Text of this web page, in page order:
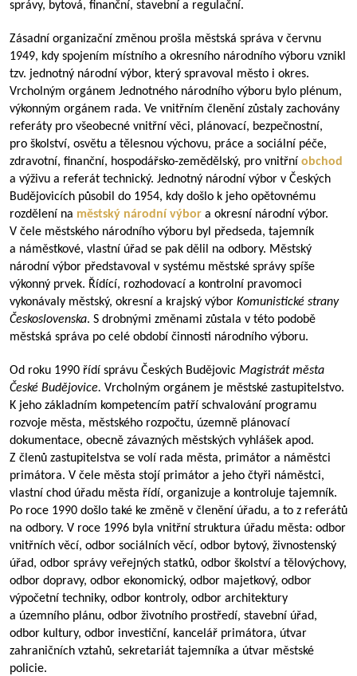
správy, bytová, finanční, stavební a regulační.
Zásadní organizační změnou prošla městská správa v červnu
1949, kdy spojením místního a okresního národního výboru vznikl
tzv. jednotný národní výbor, který spravoval město i okres.
Vrcholným orgánem Jednotného národního výboru bylo plénum,
výkonným orgánem rada. Ve vnitřním členění zůstaly zachovány
referáty pro všeobecné vnitřní věci, plánovací, bezpečnostní,
pro školství, osvětu a tělesnou výchovu, práce a sociální péče,
zdravotní, finanční, hospodářsko-zemědělský, pro vnitřní obchod
a výživu a referát technický. Jednotný národní výbor v Českých
Budějovicích působil do 1954, kdy došlo k jeho opětovnému
rozdělení na městský národní výbor a okresní národní výbor.
V čele městského národního výboru byl předseda, tajemník
a náměstkové, vlastní úřad se pak dělil na odbory. Městský
národní výbor představoval v systému městské správy spíše
výkonný prvek. Řídící, rozhodovací a kontrolní pravomoci
vykonávaly městský, okresní a krajský výbor Komunistické strany
Československa. S drobnými změnami zůstala v této podobě
městská správa po celé období činnosti národního výboru.
Od roku 1990 řídí správu Českých Budějovic Magistrát města
České Budějovice. Vrcholným orgánem je městské zastupitelstvo.
K jeho základním kompetencím patří schvalování programu
rozvoje města, městského rozpočtu, územně plánovací
dokumentace, obecně závazných městských vyhlášek apod.
Z členů zastupitelstva se volí rada města, primátor a náměstci
primátora. V čele města stojí primátor a jeho čtyři náměstci,
vlastní chod úřadu města řídí, organizuje a kontroluje tajemník.
Po roce 1990 došlo také ke změně v členění úřadu, a to z referátů
na odbory. V roce 1996 byla vnitřní struktura úřadu města: odbor
vnitřních věcí, odbor sociálních věcí, odbor bytový, živnostenský
úřad, odbor správy veřejných statků, odbor školství a tělovýchovy,
odbor dopravy, odbor ekonomický, odbor majetkový, odbor
výpočetní techniky, odbor kontroly, odbor architektury
a územního plánu, odbor životního prostředí, stavební úřad,
odbor kultury, odbor investiční, kancelář primátora, útvar
zahraničních vztahů, sekretariát tajemníka a útvar městské
policie.